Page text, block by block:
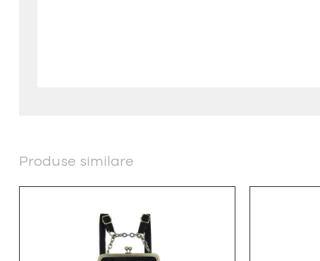
Produse similare